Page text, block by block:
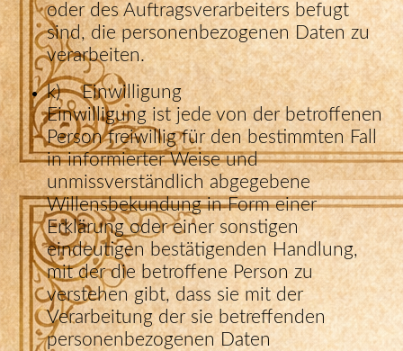
oder des Auftragsverarbeiters befugt
sind, die personenbezogenen Daten zu
verarbeiten.
k) Einwilligung
Einwilligung ist jede von der betroffenen
Person freiwillig für den bestimmten Fall
in informierter Weise und
unmissverständlich abgegebene
Willensbekundung in Form einer
Erklärung oder einer sonstigen
eindeutigen bestätigenden Handlung,
mit der die betroffene Person zu
verstehen gibt, dass sie mit der
Verarbeitung der sie betreffenden
personenbezogenen Daten